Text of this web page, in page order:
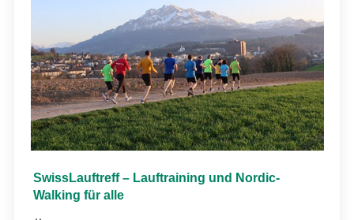
SwissLauftreff – Lauftraining und Nordic-
Walking für alle